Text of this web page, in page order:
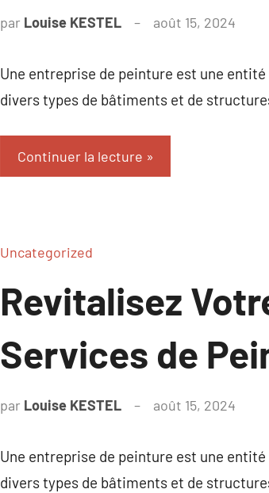
par Louise KESTEL août 15, 2024
Une entreprise de peinture est une
divers types de bâtiments et de
Continuer la lecture
Uncategorized
Revitalisez
Services de
par Louise KESTEL août 15, 2024
Une entreprise de peinture est une
divers types de bâtiments et de